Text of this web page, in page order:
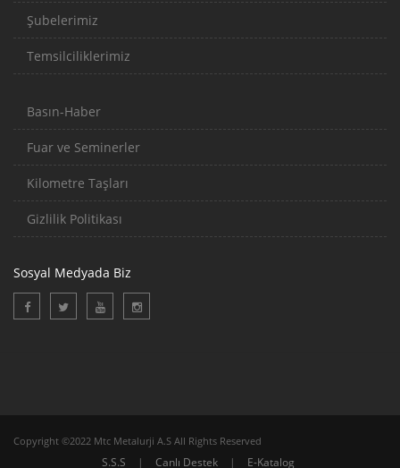
Şubelerimiz
Temsilciliklerimiz
Basın-Haber
Fuar ve Seminerler
Kilometre Taşları
Gizlilik Politikası
Sosyal Medyada Biz
Copyright ©2022 Mtc Metalurji A.S All Rights Reserved
S.S.S | Canlı Destek | E-Katalog